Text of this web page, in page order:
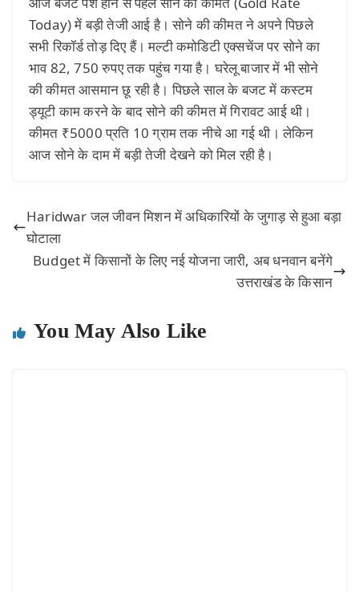
Today) में बड़ी तेजी आई है। सोने की कीमत ने अपने पिछले
सभी रिकॉर्ड तोड़ दिए हैं। मल्टी कमोडिटी एक्सचेंज पर सोने का
भाव 82, 750 रुपए तक पहुंच गया है। घरेलू बाजार में भी सोने
की कीमत आसमान छू रही है। पिछले साल के बजट में कस्टम
ड्यूटी काम करने के बाद सोने की कीमत में गिरावट आई थी।
कीमत ₹5000 प्रति 10 ग्राम तक नीचे आ गई थी। लेकिन
आज सोने के दाम में बड़ी तेजी देखने को मिल रही है।
Haridwar जल जीवन मिशन में अधिकारियों के जुगाड़ से हुआ बड़ा
घोटाला
Budget में किसानों के लिए नई योजना जारी, अब धनवान बनेंगे
उत्तराखंड के किसान
You May Also Like